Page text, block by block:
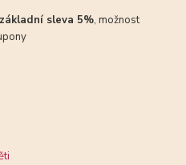
základní sleva 5%, možnost